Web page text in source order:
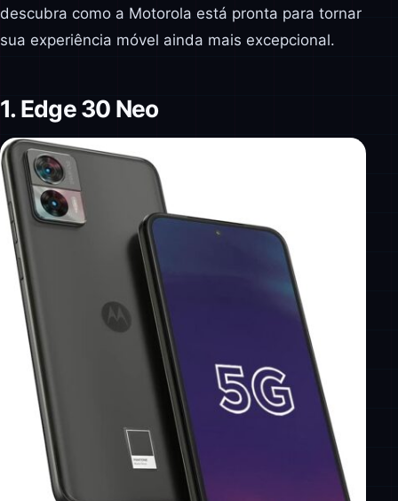
descubra como a Motorola está pronta para tornar
sua experiência móvel ainda mais excepcional.
1. Edge 30 Neo